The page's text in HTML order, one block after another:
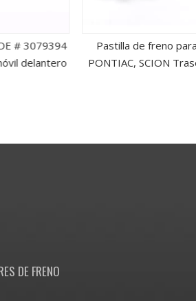
# 3079394
delantero
Pastilla de freno
PONTIAC, SCION
DE FRENO